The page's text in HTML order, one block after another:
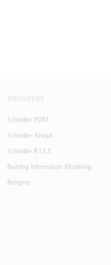
Innovaties
Schindler PORT
Schindler Ahead
Schindler R.I.S.E
Building Information Modeling
Bringme